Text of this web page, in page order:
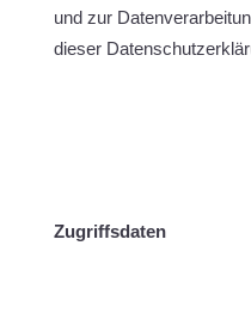
und zur
dieser
Zugriffsdaten